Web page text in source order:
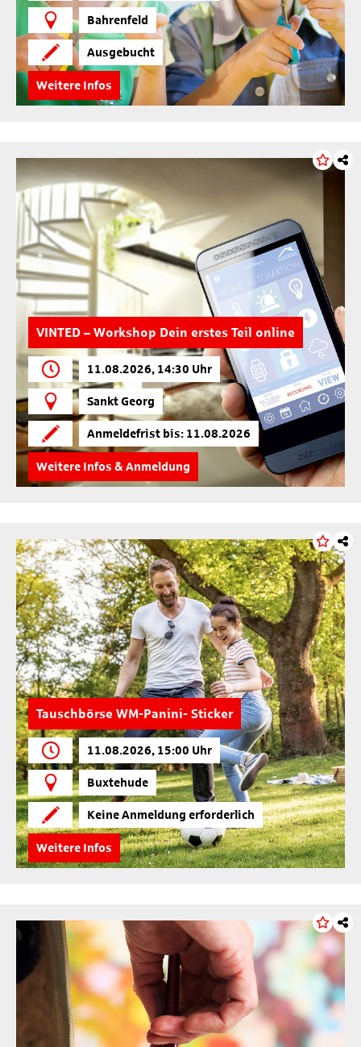
Bahrenfeld
Ausgebucht
Weitere Infos
VINTED – Workshop Dein erstes Teil online
11.08.2026, 14:30 Uhr
Sankt Georg
Anmeldefrist bis: 11.08.2026
Weitere Infos & Anmeldung
Tauschbörse WM-Panini- Sticker
11.08.2026, 15:00 Uhr
Buxtehude
Keine Anmeldung erforderlich
Weitere Infos